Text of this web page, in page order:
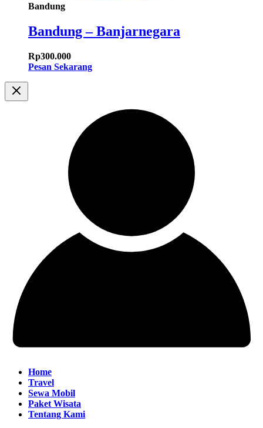
Bandung
Bandung – Banjarnegara
Rp300.000
Pesan Sekarang
Home
Travel
Sewa Mobil
Paket Wisata
Tentang Kami